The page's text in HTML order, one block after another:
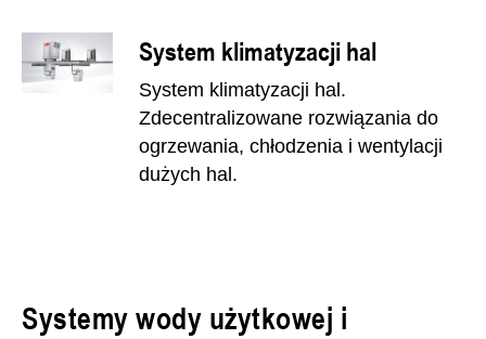
System klimatyzacji hal
System klimatyzacji hal.
Zdecentralizowane rozwiązania do
ogrzewania, chłodzenia i wentylacji
dużych hal.
Systemy wody użytkowej i